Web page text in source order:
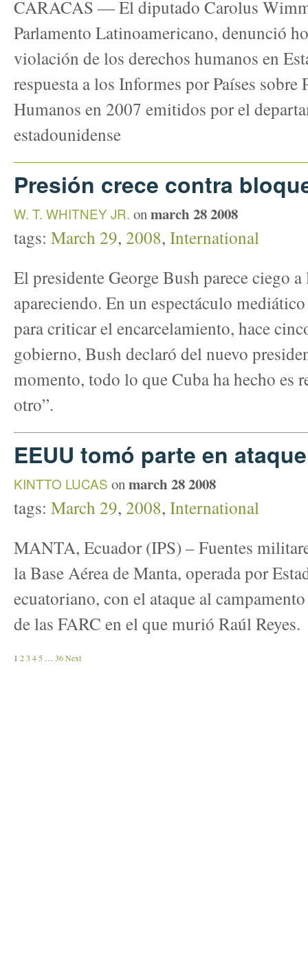
CARACAS — El diputado Carolus
Parlamento Latinoamericano, denunció
violación de los derechos humanos en
respuesta a los Informes por Países sobre
Humanos en 2007 emitidos por el
estadounidense
Presión crece contra
W. T. WHITNEY JR. on march 28 2008
tags: March 29, 2008, International
El presidente George Bush parece ciego
apareciendo. En un espectáculo
para criticar el encarcelamiento, hace
gobierno, Bush declaró del nuevo
momento, todo lo que Cuba ha hecho es
otro”.
EEUU tomó parte en
KINTTO LUCAS onmarch 28 2008
tags: March 29, 2008, International
MANTA, Ecuador (IPS) – Fuentes
la Base Aérea de Manta, operada por
ecuatoriano, con el ataque al
de las FARC en el que murió Raúl Reyes.
1 23 4 5 36Next